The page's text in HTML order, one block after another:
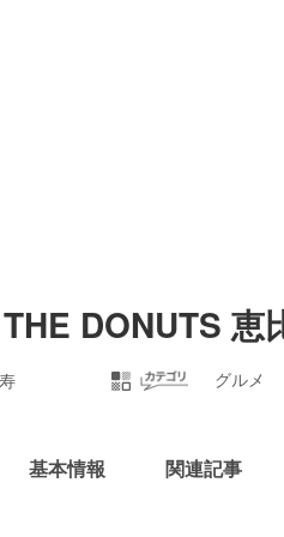
DONUTS 恵
グルメ
基本情報 関連記事